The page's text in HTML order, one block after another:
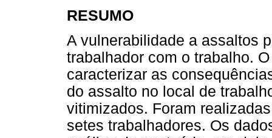
RESUMO
A vulnerabilidade a assaltos
trabalhador com o trabalho.
caracterizar as
do assalto no local de
vitimizados. Foram
setes trabalhadores. Os